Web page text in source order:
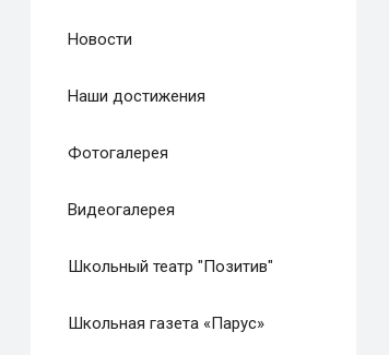
Новости
Наши достижения
Фотогалерея
Видеогалерея
Школьный театр "Позитив"
Школьная газета «Парус»